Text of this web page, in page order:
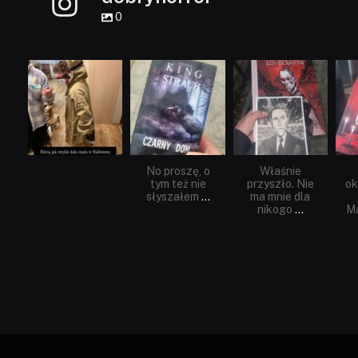
0
dobryhorror
Lis 1
dobryhorror
Wrz 23
No proszę, o
tym też nie
słyszałem ...
dobryhorror
Wrz 19
Właśnie
przyszło. Nie
ma mnie dla
nikogo ...